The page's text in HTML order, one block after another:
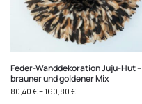
Feder-Wanddekoration Juju-Hut –
brauner und goldener Mix
80,40 €–160,80 €